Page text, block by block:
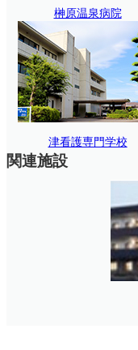
榊原温泉病院
津看護専門学校
関連施設